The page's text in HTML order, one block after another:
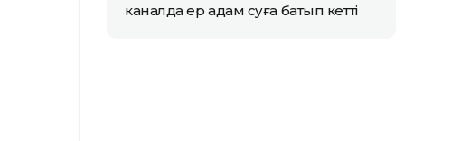
каналда ер адам суға батып кетті